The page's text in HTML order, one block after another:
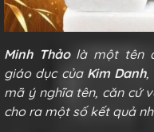
Minh Thảo là một tên
giáo dục của Kim Danh,
mã ý nghĩa tên, căn cứ
cho ra một số kết quả